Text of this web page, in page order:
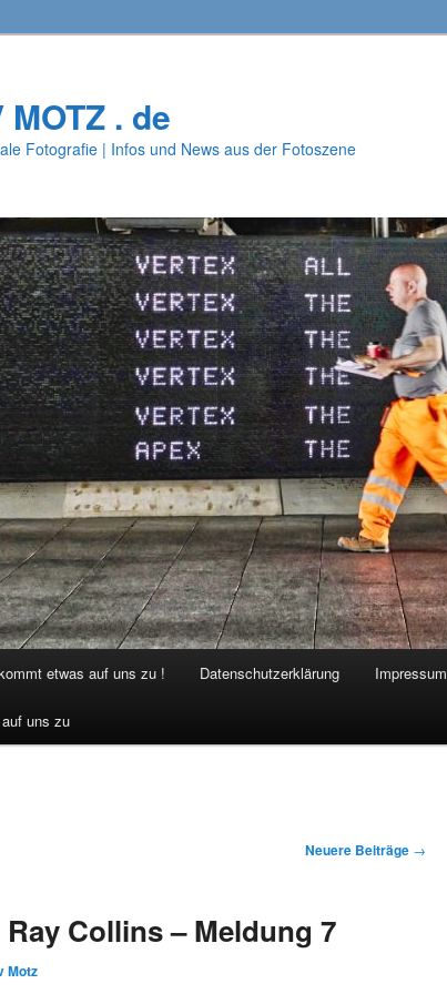
. de
Fotografie | Infos und News aus der Fotoszene
etwas auf uns zu ! Datenschutzerklärung Impressum
uns zu
Neuere Beiträge →
Collins – Meldung 7
Motz